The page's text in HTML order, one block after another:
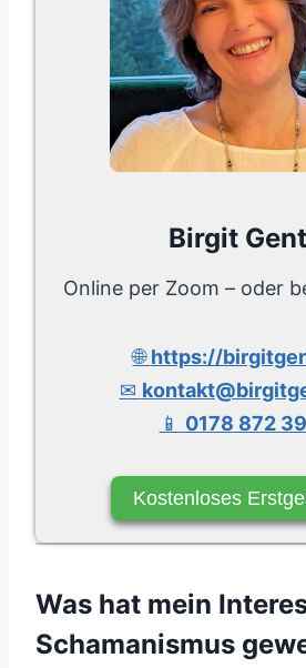
Birgit
Online per Zoom – oder
🌐https://
✉
📱 0178 872
Kostenloses
Was hat mein
Schamanismus